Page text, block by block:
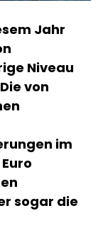
Jahr
Niveau
von
im
sogar die